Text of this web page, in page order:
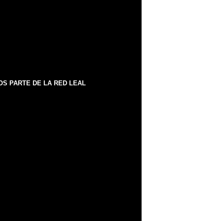
PARTE DE LA RED LEAL